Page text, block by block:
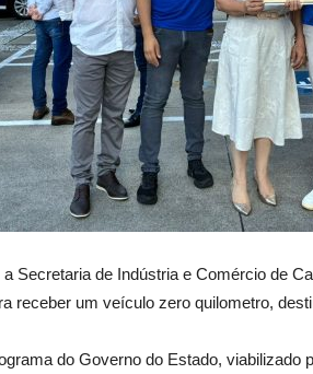
Secretaria de Indústria e Comércio de
receber um veículo zero quilometro,
do Governo do Estado, viabilizado